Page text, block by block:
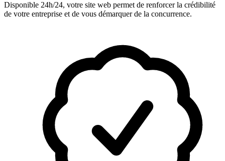
Disponible 24h/24, votre site web permet de renforcer la crédibilité
de votre entreprise et de vous démarquer de la concurrence.